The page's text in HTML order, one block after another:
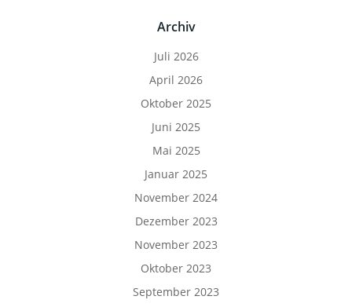
Archiv
Juli 2026
April 2026
Oktober 2025
Juni 2025
Mai 2025
Januar 2025
November 2024
Dezember 2023
November 2023
Oktober 2023
September 2023